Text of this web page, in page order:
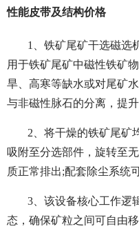
性能皮带及结构价格
1、铁矿尾矿干选磁选
用于铁矿尾矿中磁性铁矿
旱、高寒等缺水或对尾矿
与非磁性脉石的分离，提
2、将干燥的铁矿尾矿
吸附至分选部件，旋转至
质正常排出;配套除尘系统
3、该设备核心工作逻
态，确保矿粒之间可自由